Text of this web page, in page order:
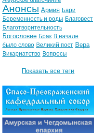
Анонсы Армия Бари
Беременность и роды Благовест
Благотворительность
Богословие Брак В начале
было слово Великий пост Вера
Викариатство Вопросы
Показать все теги